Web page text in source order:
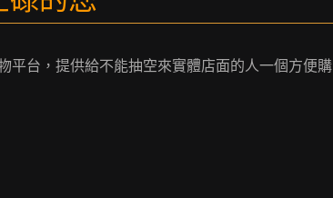
平台，提供給不能抽空來實體店面的人一個方便購